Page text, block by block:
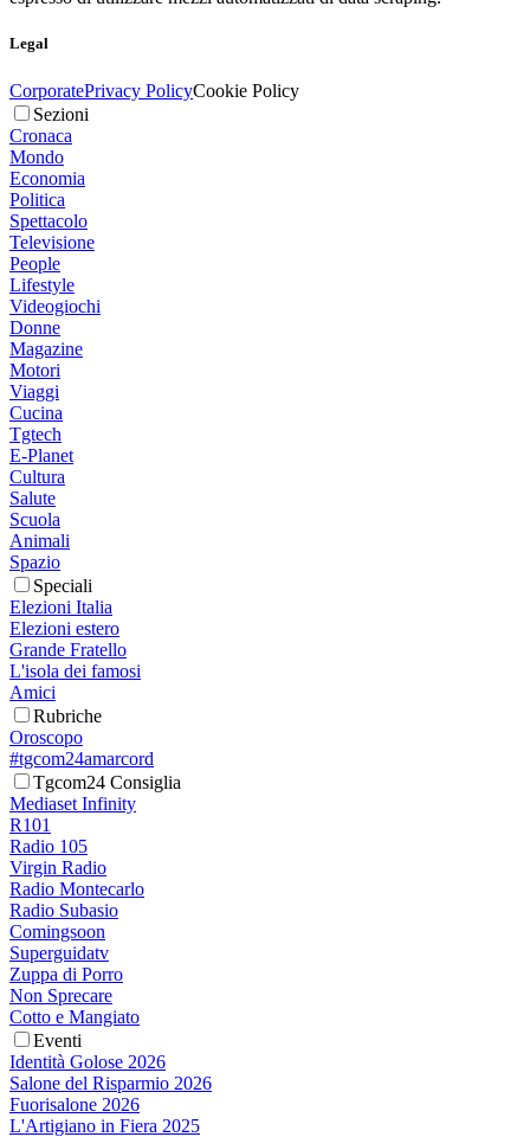
Legal
CorporatePrivacy PolicyCookie Policy
Sezioni
Cronaca
Mondo
Economia
Politica
Spettacolo
Televisione
People
Lifestyle
Videogiochi
Donne
Magazine
Motori
Viaggi
Cucina
Tgtech
E-Planet
Cultura
Salute
Scuola
Animali
Spazio
Speciali
Elezioni Italia
Elezioni estero
Grande Fratello
L'isola dei famosi
Amici
Rubriche
Oroscopo
#tgcom24amarcord
Tgcom24 Consiglia
Mediaset Infinity
R101
Radio 105
Virgin Radio
Radio Montecarlo
Radio Subasio
Comingsoon
Superguidatv
Zuppa di Porro
Non Sprecare
Cotto e Mangiato
Eventi
Identità Golose 2026
Salone del Risparmio 2026
Fuorisalone 2026
L'Artigiano in Fiera 2025